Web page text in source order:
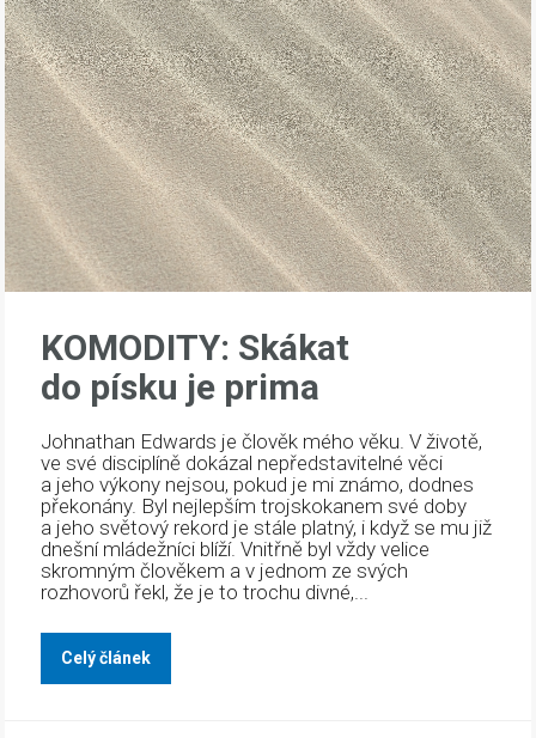
KOMODITY: Skákat
do písku je prima
Johnathan Edwards je člověk mého věku. V životě,
ve své disciplíně dokázal nepředstavitelné věci
a jeho výkony nejsou, pokud je mi známo, dodnes
překonány. Byl nejlepším trojskokanem své doby
a jeho světový rekord je stále platný, i když se mu již
dnešní mládežníci blíží. Vnitřně byl vždy velice
skromným člověkem a v jednom ze svých
rozhovorů řekl, že je to trochu divné,...
Celý článek